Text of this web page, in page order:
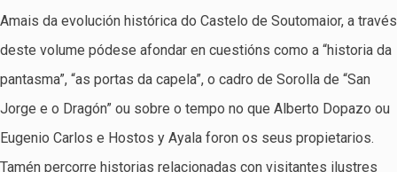
Amais da evolución histórica do Castelo de Soutomaior, a través
deste volume pódese afondar en cuestións como a “historia da
pantasma”, “as portas da capela”, o cadro de Sorolla de “San
Jorge e o Dragón” ou sobre o tempo no que Alberto Dopazo ou
Eugenio Carlos e Hostos y Ayala foron os seus propietarios.
Tamén percorre historias relacionadas con visitantes ilustres